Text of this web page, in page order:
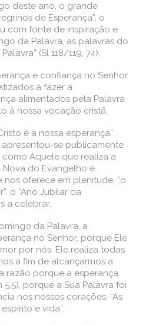
deste ano, o grande
de Esperança”, o
com fonte de inspiração e
da Palavra, as palavras do
(Sl 118/119, 74).
e confiança no Senhor
a fazer a
alimentados pela Palavra
à nossa vocação cristã.
é a nossa esperança”
apresentou-se publicamente
Aquele que realiza a
Nova do Evangelho é
oferece em plenitude, “o
o “Ano Jubilar da
a celebrar.
da Palavra, a
no Senhor, porque Ele
por nós. Ele realiza todas
a fim de alcançarmos a
razão porque a esperança
5,5), porque a Sua Palavra foi
nos nossos corações. “As
e vida”.